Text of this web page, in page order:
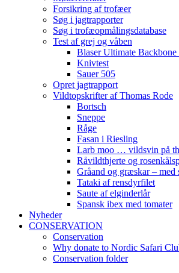
Forsikring af trofæer
Søg i jagtrapporter
Søg i trofæopmålingsdatabase
Test af grej og våben
Blaser Ultimate
Knivtest
Sauer 505
Opret jagtrapport
Vildtopskrifter af Thomas Rode
Bortsch
Sneppe
Råge
Fasan i Riesling
Larb moo … vildsvin på
Råvildthjerte og
Gråand og græskar – med
Tataki af rensdyrfilet
Saute af elginderlår
Spansk ibex med tomater
Nyheder
CONSERVATION
Conservation
Why donate to Nordic Safari
Conservation folder